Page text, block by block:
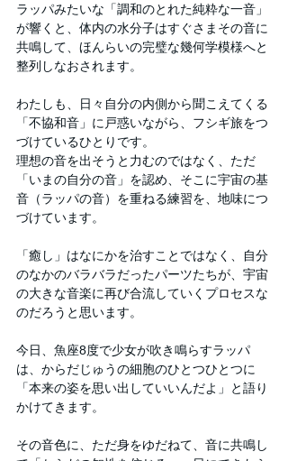
ラッパみたいな「調和のとれた純粋な一音」
が響くと、体内の水分子はすぐさまその音に
共鳴して、ほんらいの完璧な幾何学模様へと
整列しなおされます。
わたしも、日々自分の内側から聞こえてくる
「不協和音」に戸惑いながら、フシギ旅をつ
づけているひとりです。
理想の音を出そうと力むのではなく、ただ
「いまの自分の音」を認め、そこに宇宙の基
音（ラッパの音）を重ねる練習を、地味につ
づけています。
「癒し」はなにかを治すことではなく、自分
のなかのバラバラだったパーツたちが、宇宙
の大きな音楽に再び合流していくプロセスな
のだろうと思います。
今日、魚座8度で少女が吹き鳴らすラッパ
は、からだじゅうの細胞のひとつひとつに
「本来の姿を思い出していいんだよ」と語り
かけてきます。
その音色に、ただ身をゆだねて、音に共鳴し